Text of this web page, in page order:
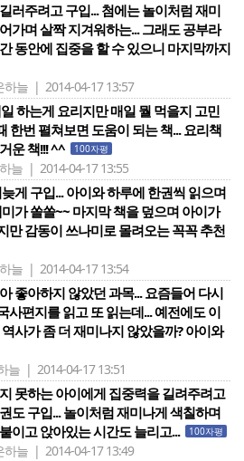
러주려고 구입... 첨에는 놀이처럼 재미
가며 살짝 지겨워하는... 그래도 공부라
동안에 집중을 할 수 있으니 마지막까지
하늘 | 2014-04-17 13:57
하는게 요리지만 매일 뭘 먹을지 고민
한번 펼쳐보면 도움이 되는 책... 요리책
운 책!!! ^^
100자평
늘 | 2014-04-17 13:55
게 구입... 아이와 하루에 한권씩 읽으며
가 쏠쏠~~ 마지막 책을 덮으며 아이가
만 감동이 쓰나미로 몰려오는 꼭꼭 추천
늘 | 2014-04-17 13:54
좋아하지 않았던 과목... 요즘들어 다시
사편지를 읽고 또 읽는데... 예전에도 이
사가 좀 더 재미나지 않았을까? 아이와
늘 | 2014-04-17 13:51
못하는 아이에게 집중력을 길려주려고
도 구입... 놀이처럼 재미나게 색칠하며
이고 앉아있는 시간도 늘리고...
100자평
하늘 | 2014-04-17 13:49